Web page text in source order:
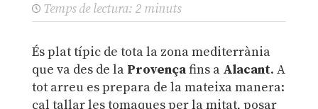
Temps de lectura: 2 minuts
És plat típic de tota la zona mediterrània
que va des de la Provençafins a Alacant. A
tot arreu es prepara de la mateixa manera:
cal tallar les tomaques per la mitat, posar